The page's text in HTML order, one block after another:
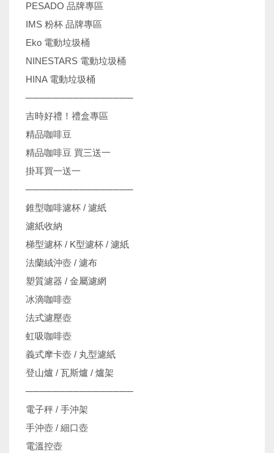
PESADO 品牌專區
IMS 粉杯 品牌專區
Eko 電動垃圾桶
NINESTARS 電動垃圾桶
HINA 電動垃圾桶
────────────────
吉時好禮！禮盒專區
精品咖啡豆
精品咖啡豆 買三送一
掛耳買一送一
────────────────
錐型咖啡濾杯 / 濾紙
濾紙收納
梯型濾杯 / K型濾杯 / 濾紙
法蘭絨沖壺 / 濾布
塑質濾器 / 金屬濾網
冰滴咖啡壺
法式濾壓壺
虹吸咖啡壺
義式摩卡壺 / 丸型濾紙
登山爐 / 瓦斯爐 / 爐架
────────────────
電子秤 / 手沖架
手沖壺 / 細口壺
電溫控壺